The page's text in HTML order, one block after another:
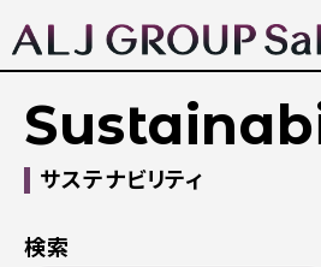
サステナビリティ
検索